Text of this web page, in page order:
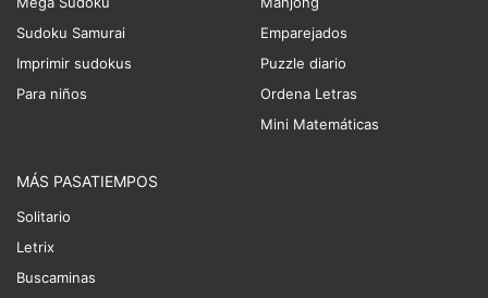
Sudoku Samurai
Imprimir sudokus
Para niños
Emparejados
Puzzle diario
Ordena Letras
Mini Matemáticas
MÁS PASATIEMPOS
Solitario
Letrix
Buscaminas